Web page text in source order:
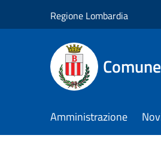
Regione Lombardia
Amministrazione